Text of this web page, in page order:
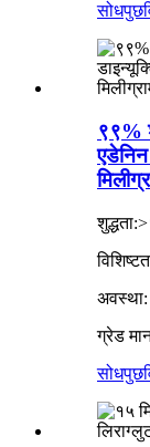
सोधपुछ
९९%
ग्रेड
सोधपुछ